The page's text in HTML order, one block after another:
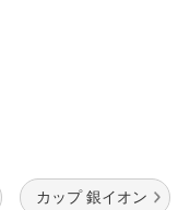
カップ 銀イオン